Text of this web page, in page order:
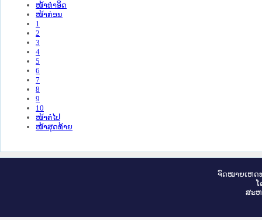
ໜ້າທໍາອິດ
ໜ້າກ່ອນ
1
2
3
4
5
6
7
8
9
10
ໜ້າຕໍ່ໄປ
ໜ້າສຸດທ້າຍ
ຈົດ​ໝາຍ​ເຫດ​
ໂ
ສະ​ຫ